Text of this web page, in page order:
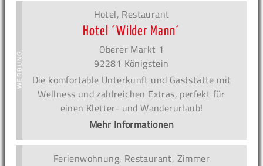
Hotel, Restaurant
Hotel ´Wilder Mann´
Oberer Markt 1
92281 Königstein
Die komfortable Unterkunft und Gaststätte mit
Wellness und zahlreichen Extras, perfekt für
einen Kletter- und Wanderurlaub!
Mehr Informationen
Ferienwohnung, Restaurant, Zimmer